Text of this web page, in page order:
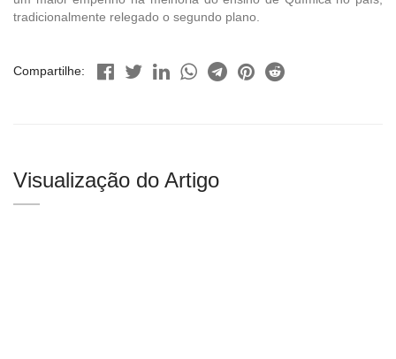
tradicionalmente relegado o segundo plano.
Compartilhe:
Visualização do Artigo